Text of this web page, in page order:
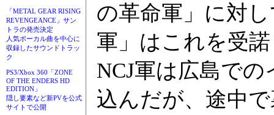
「METAL GEAR RISING
REVENGEANCE」サン
トラの発売決定
人気ボーカル曲を中心に
収録したサウンドトラッ
ク
PS3/Xbox 360「ZONE
OF THE ENDERS HD
EDITION」
隠し要素など新PVを公式
サイトで公開
の革命軍」に対
軍」はこれを受
NCJ軍は広島で
込んだが、途中